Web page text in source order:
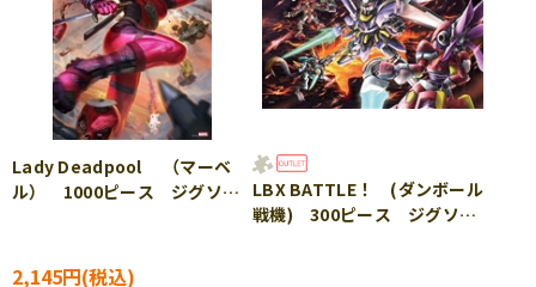
Lady Deadpool （マーベ
ル） 1000ピース ジグソー
2,145円
LBX BATTLE！ (ダンボール
戦機) 300ピース ジグソー